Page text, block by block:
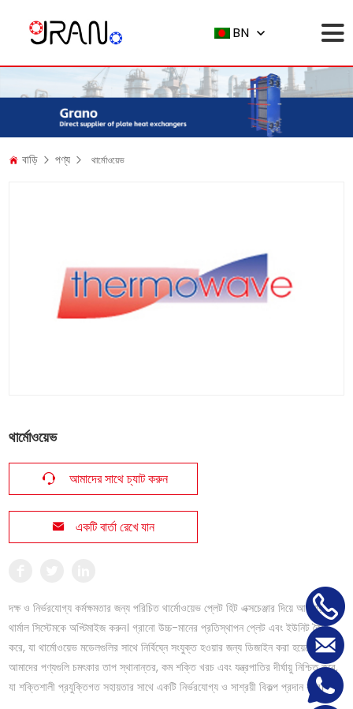
BN
বাড়ি পণ্য থার্মোওয়েভ
থার্মোওয়েভ
আমাদের সাথে চ্যাট করুন
একটি বার্তা রেখে যান
দক্ষ ও নির্ভরযোগ্য কর্মক্ষমতার জন্য পরিচিত থার্মোওয়েভ প্লেট হিট এক্সচেঞ্জার দিয়ে আপনার
থার্মাল সিস্টেমকে অপ্টিমাইজ করুন। গ্রানো উচ্চ-মানের প্রতিস্থাপন প্লেট এবং ইউনিট তৈরি
করে, যা থার্মোওয়েভ মডেলগুলির সাথে নির্বিঘ্নে সংযুক্ত হওয়ার জন্য ডিজাইন করা হয়েছে।
আমাদের পণ্যগুলি চমৎকার তাপ স্থানান্তর, কম শক্তি খরচ এবং যন্ত্রপাতির দীর্ঘায়ু নিশ্চিত করে,
যা শক্তিশালী প্রযুক্তিগত সহায়তার সাথে একটি নির্ভরযোগ্য ও সাশ্রয়ী বিকল্প প্রদান করে।